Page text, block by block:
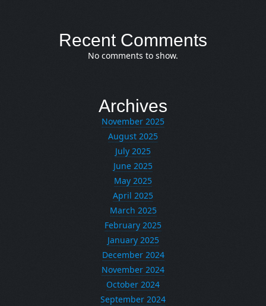
Recent Comments
No comments to show.
Archives
November 2025
August 2025
July 2025
June 2025
May 2025
April 2025
March 2025
February 2025
January 2025
December 2024
November 2024
October 2024
September 2024